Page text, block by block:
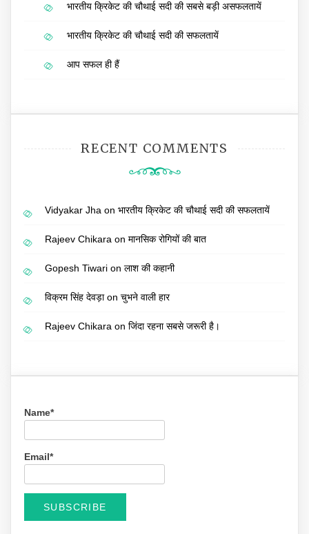
भारतीय क्रिकेट की चौथाई सदी की सबसे बड़ी असफलतायें
भारतीय क्रिकेट की चौथाई सदी की सफलतायें
आप सफल ही हैं
RECENT COMMENTS
Vidyakar Jha on भारतीय क्रिकेट की चौथाई सदी की सफलतायें
Rajeev Chikara on मानसिक रोगियों की बात
Gopesh Tiwari on लाश की कहानी
विक्रम सिंह देवड़ाon चुभने वाली हार
Rajeev Chikara on जिंदा रहना सबसे जरूरी है।
Name*
Email*